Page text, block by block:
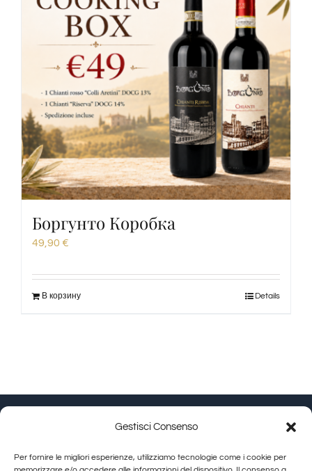
Gestisci Consenso
Per fornire le migliori esperienze, utilizziamo tecnologie come i cookie per
Боргунто Коробка
49,90 €
В корзину Details